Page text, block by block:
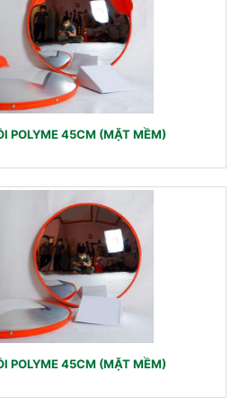
POLYME 45CM (MẶT MỀM)
POLYME 45CM (MẶT MỀM)